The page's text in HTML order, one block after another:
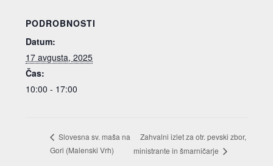
PODROBNOSTI
Datum:
17 avgusta, 2025
Čas:
10:00 - 17:00
Slovesna sv. maša na
Gori (Malenski Vrh)
Zahvalni izlet za otr. pevski zbor,
ministrante in šmarničarje